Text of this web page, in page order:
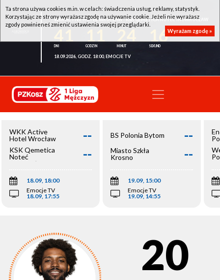
WKK ACTIVE HOTEL WROCŁAW - KSK QEMETICA NOTEĆ INOWROCŁAW
16
18.09.2026, GODZ. 18:00, EMOCJE TV
WKK Active
Hotel Wrocław
--
KSK Qemetica
Noteć
Inowrocław
--
18.09, 18:00
Emocje TV
18.09, 17:55
BS Polonia Bytom --
Miasto Szkła
Krosno
--
19.09, 15:00
Emocje TV
19.09, 14:55
20
Ta strona używa cookies m.in. w celach: świadczenia usług, reklamy, statystyk.
Korzystając ze strony wyrażasz zgodę na używanie cookie. Jeżeli nie wyrażasz
zgody powinieneś zmienić ustawienia swojej przeglądarki.
Wyrażam zgodę »